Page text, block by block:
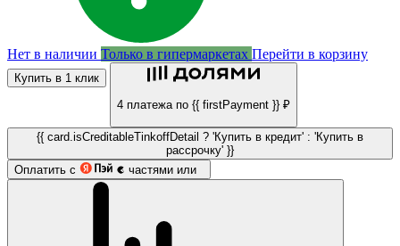
Нет в наличии Только в гипермаркетах Перейти в корзину
Купить в 1 клик
4 платежа по {{ firstPayment }} ₽
{{ card.isCreditableTinkoffDetail ? 'Купить в кредит' : 'Купить в
рассрочку' }}
Оплатить с
частями или